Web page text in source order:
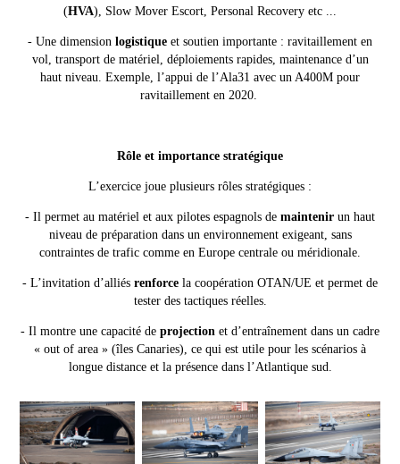
(HVA), Slow Mover Escort, Personal Recovery etc ...
- Une dimension logistique et soutien importante : ravitaillement en
vol, transport de matériel, déploiements rapides, maintenance d’un
haut niveau. Exemple, l’appui de l’Ala31 avec un A400M pour
ravitaillement en 2020.
Rôle et importance stratégique
L’exercice joue plusieurs rôles stratégiques :
- Il permet au matériel et aux pilotes espagnols de maintenir un haut
niveau de préparation dans un environnement exigeant, sans
contraintes de trafic comme en Europe centrale ou méridionale.
- L’invitation d’alliés renforce la coopération OTAN/UE et permet de
tester des tactiques réelles.
- Il montre une capacité de projection et d’entraînement dans un cadre
« out of area » (îles Canaries), ce qui est utile pour les scénarios à
longue distance et la présence dans l’Atlantique sud.